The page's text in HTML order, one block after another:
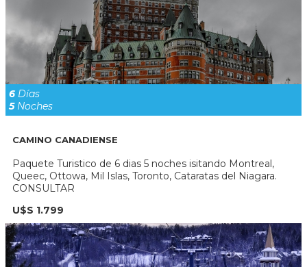
6 Días
5Noches
CAMINO CANADIENSE
Paquete Turistico de 6 dias 5 noches isitando Montreal,
Queec, Ottowa, Mil Islas, Toronto, Cataratas del Niagara.
CONSULTAR
U$S 1.799